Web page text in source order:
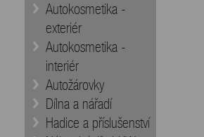
Autokosmetika -
exteriér
Autokosmetika -
interiér
Autožárovky
Dílna a nářadí
Hadice a příslušenství